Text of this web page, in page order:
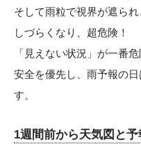
そして雨粒で視界が遮ら
しづらくなり、超危険！
「見えない状況」が一番危
安全を優先し、雨予報の
す。
1週間前から天気図と